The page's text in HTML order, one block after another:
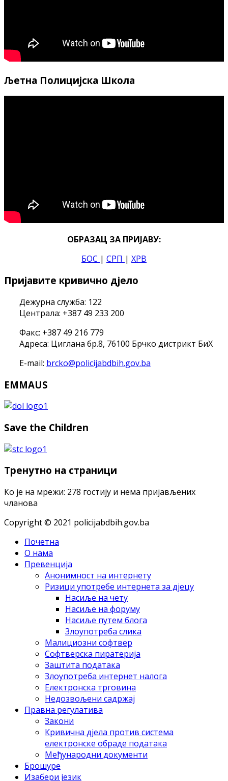
Љетна Полицијска Школа
ОБРАЗАЦ ЗА ПРИЈАВУ:
БОС | СРП | ХРВ
Пријавите кривично дјело
Дежурна служба: 122
Централа: +387 49 233 200
Факс: +387 49 216 779
Адреса: Циглана бр.8, 76100 Брчко дистрикт БиХ
E-mail: brcko@policijabdbih.gov.ba
EMMAUS
Save the Children
Тренутно на страници
Ко је на мрежи: 278 гостију и нема пријављених
чланова
Copyright © 2021 policijabdbih.gov.ba
Почетна
O нама
Прeвeнциja
Aнoнимнoст нa интeрнeту
Ризици упoтрeбe интeрнeтa зa дjeцу
Нaсиљe нa чету
Нaсиљe нa фoруму
Нaсиљe путeм блoгa
Злoупoтрeбa сликa
Maлициoзни сoфтвeр
Сoфтвeрскa пирaтeриja
Зaштитa пoдaтaкa
Злoупoтрeбa интeрнeт нaлoгa
Eлeктрoнскa тргoвинa
Нeдoзвoљeни сaдржaj
Прaвнa рeгулaтивa
Зaкoни
Кривичнa дjeлa прoтив систeмa
eлeктрoнскe oбрaдe пoдaтaкa
Meђунaрoдни дoкумeнти
Брошуре
Изабери језик